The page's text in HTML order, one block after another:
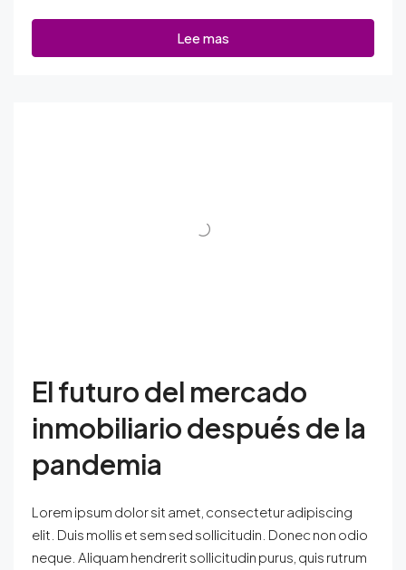
Lee mas
El futuro del mercado
inmobiliario después de la
pandemia
Lorem ipsum dolor sit amet, consectetur adipiscing
elit. Duis mollis et sem sed sollicitudin. Donec non odio
neque. Aliquam hendrerit sollicitudin purus, quis rutrum